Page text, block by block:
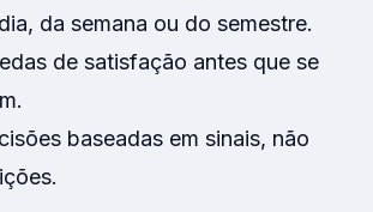
da semana ou do semestre.
de satisfação antes que se
baseadas em sinais, não